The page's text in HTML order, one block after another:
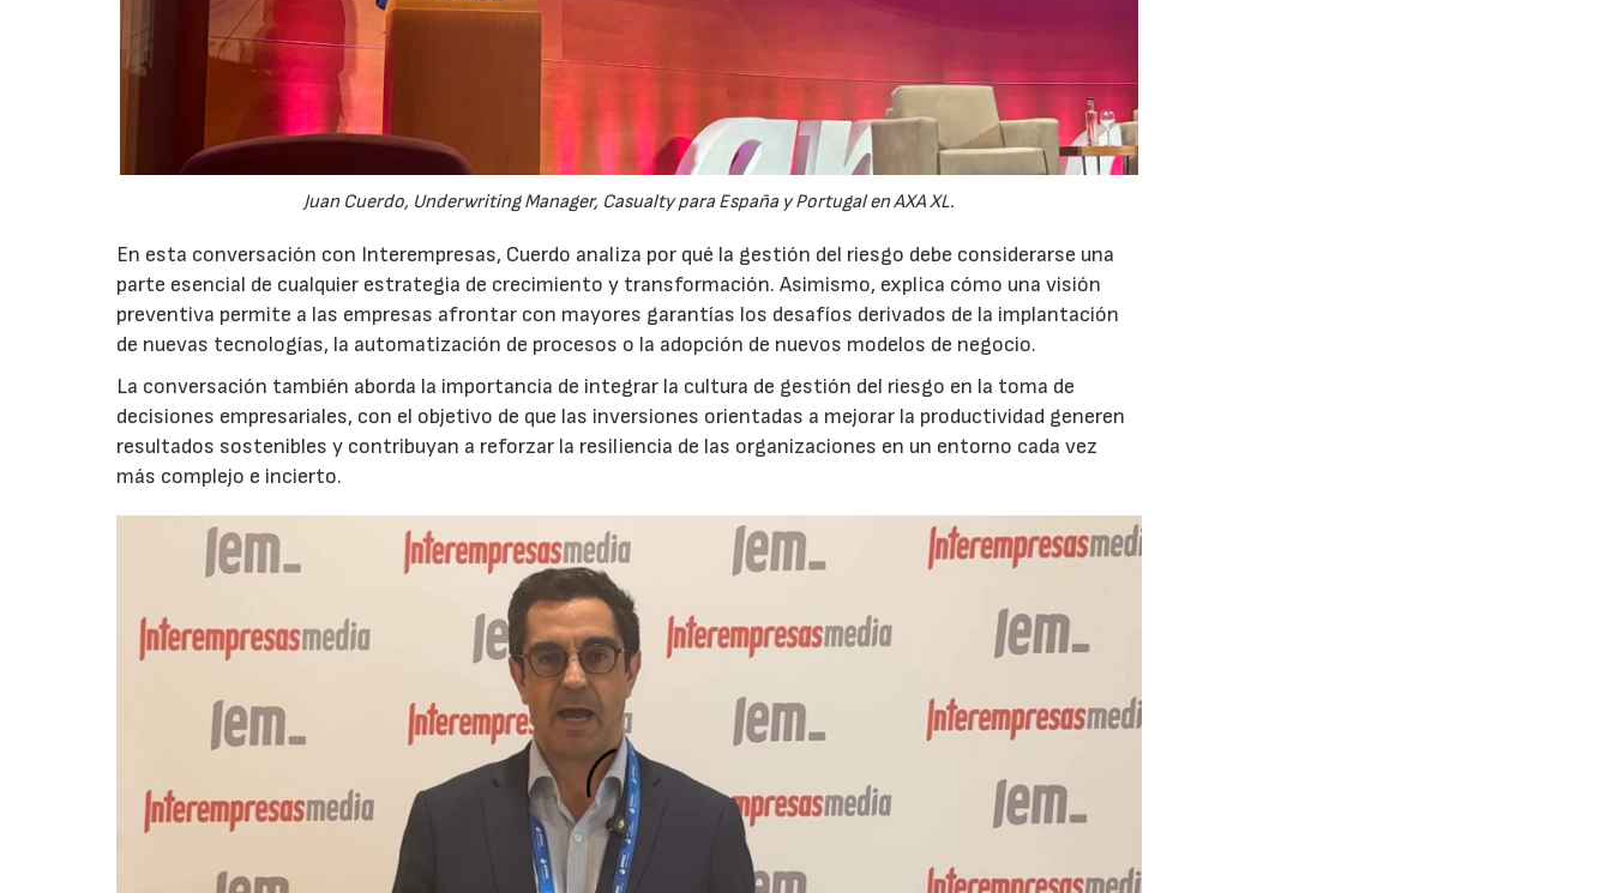
Juan Cuerdo, Underwriting Manager, Casualty para España y Portugal en AXA XL.
En esta conversación con Interempresas, Cuerdo analiza por qué la gestión del riesgo debe considerarse una
parte esencial de cualquier estrategia de crecimiento y transformación. Asimismo, explica cómo una visión
preventiva permite a las empresas afrontar con mayores garantías los desafíos derivados de la implantación
de nuevas tecnologías, la automatización de procesos o la adopción de nuevos modelos de negocio.
La conversación también aborda la importancia de integrar la cultura de gestión del riesgo en la toma de
decisiones empresariales, con el objetivo de que las inversiones orientadas a mejorar la productividad generen
resultados sostenibles y contribuyan a reforzar la resiliencia de las organizaciones en un entorno cada vez
más complejo e incierto.